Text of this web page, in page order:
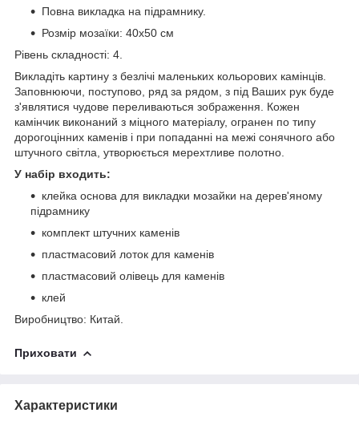
Повна викладка на підрамнику.
Розмір мозаїки: 40x50 см
Рівень складності: 4.
Викладіть картину з безлічі маленьких кольорових камінців.
Заповнюючи, поступово, ряд за рядом, з під Ваших рук буде
з'являтися чудове переливаються зображення. Кожен
камінчик виконаний з міцного матеріалу, огранен по типу
дорогоцінних каменів і при попаданні на межі сонячного або
штучного світла, утворюється мерехтливе полотно.
У набір входить:
клейка основа для викладки мозайки на дерев'яному
підрамнику
комплект штучних каменів
пластмасовий лоток для каменів
пластмасовий олівець для каменів
клей
Виробництво: Китай.
Приховати
Характеристики